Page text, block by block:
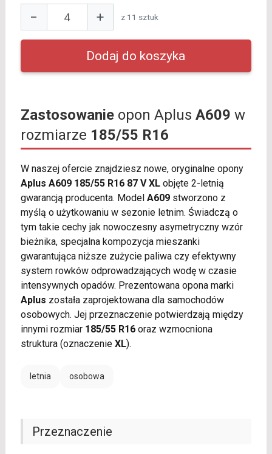
− + z 11 sztuk
Zastosowanieopon Aplus A609 w
rozmiarze 185/55 R16
W naszej ofercie znajdziesz nowe, oryginalne opony
Aplus A609 185/55 R16 87 V XLobjęte 2-letnią
gwarancją producenta. Model A609stworzono z
myślą o użytkowaniu w sezonie letnim. Świadczą o
tym takie cechy jak nowoczesny asymetryczny wzór
bieżnika, specjalna kompozycja mieszanki
gwarantująca niższe zużycie paliwa czy efektywny
system rowków odprowadzających wodę w czasie
intensywnych opadów. Prezentowana opona marki
Aplus została zaprojektowana dla samochodów
osobowych. Jej przeznaczenie potwierdzają między
innymi rozmiar 185/55 R16oraz wzmocniona
struktura (oznaczenie XL).
letnia osobowa
Przeznaczenie